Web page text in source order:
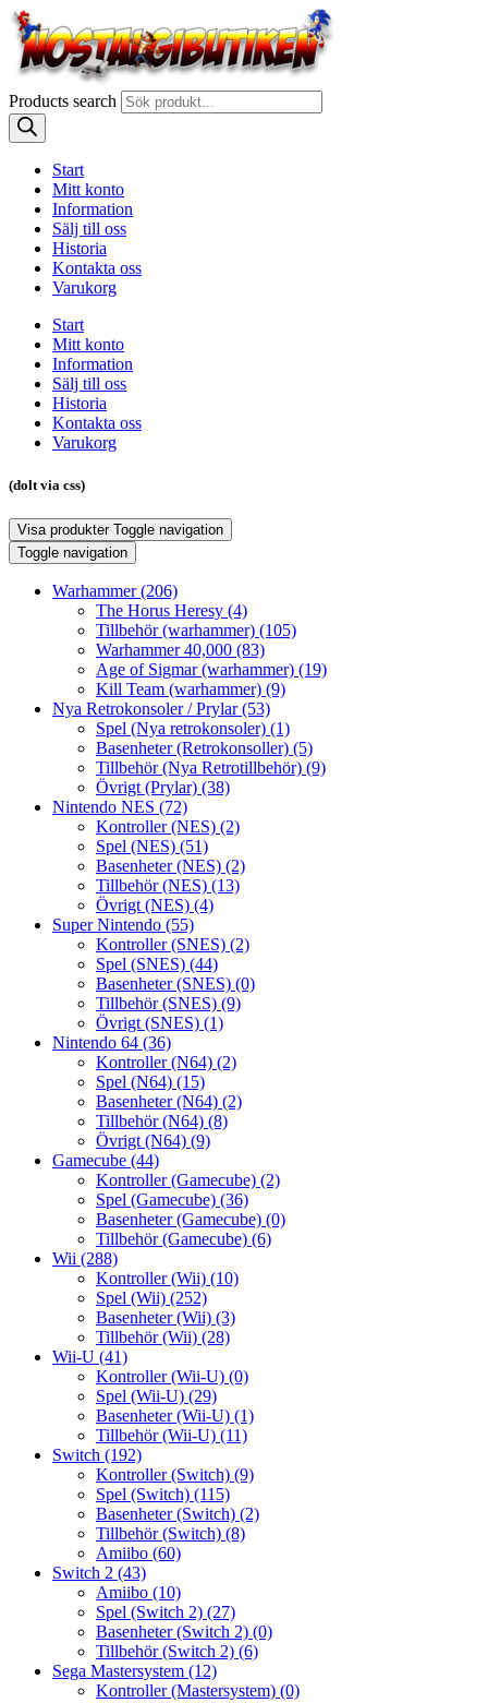
Products search
Start
Mitt konto
Information
Sälj till oss
Historia
Kontakta oss
Varukorg
Start
Mitt konto
Information
Sälj till oss
Historia
Kontakta oss
Varukorg
(dolt via css)
Visa produkter Toggle navigation
Toggle navigation
Warhammer(206)
The Horus Heresy (4)
Tillbehör (warhammer) (105)
Warhammer 40,000 (83)
Age of Sigmar (warhammer) (19)
Kill Team (warhammer) (9)
Nya Retrokonsoler / Prylar(53)
Spel (Nya retrokonsoler) (1)
Basenheter (Retrokonsoller) (5)
Tillbehör (Nya Retrotillbehör) (9)
Övrigt (Prylar) (38)
Nintendo NES (72)
Kontroller (NES) (2)
Spel (NES) (51)
Basenheter (NES) (2)
Tillbehör (NES) (13)
Övrigt (NES) (4)
Super Nintendo (55)
Kontroller (SNES) (2)
Spel (SNES) (44)
Basenheter (SNES) (0)
Tillbehör (SNES) (9)
Övrigt (SNES) (1)
Nintendo 64 (36)
Kontroller (N64) (2)
Spel (N64) (15)
Basenheter (N64) (2)
Tillbehör (N64) (8)
Övrigt (N64) (9)
Gamecube (44)
Kontroller (Gamecube) (2)
Spel (Gamecube) (36)
Basenheter (Gamecube) (0)
Tillbehör (Gamecube) (6)
Wii (288)
Kontroller (Wii) (10)
Spel (Wii) (252)
Basenheter (Wii) (3)
Tillbehör (Wii) (28)
Wii-U (41)
Kontroller (Wii-U) (0)
Spel (Wii-U) (29)
Basenheter (Wii-U) (1)
Tillbehör (Wii-U) (11)
Switch (192)
Kontroller (Switch) (9)
Spel (Switch) (115)
Basenheter (Switch) (2)
Tillbehör (Switch) (8)
Amiibo (60)
Switch 2 (43)
Amiibo (10)
Spel (Switch 2) (27)
Basenheter (Switch 2) (0)
Tillbehör (Switch 2) (6)
Sega Mastersystem (12)
Kontroller (Mastersystem) (0)